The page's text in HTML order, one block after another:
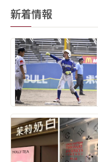
新着情報